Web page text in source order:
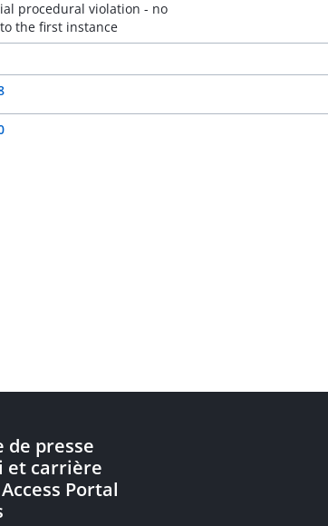
procedural violation - no
the first instance
de presse
et carrière
Portal